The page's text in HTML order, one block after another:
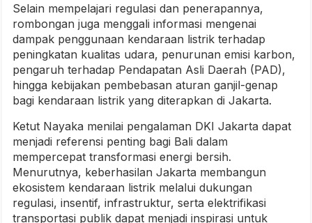
Selain mempelajari regulasi dan penerapannya,
rombongan juga menggali informasi mengenai
dampak penggunaan kendaraan listrik terhadap
peningkatan kualitas udara, penurunan emisi karbon,
pengaruh terhadap Pendapatan Asli Daerah (PAD),
hingga kebijakan pembebasan aturan ganjil-genap
bagi kendaraan listrik yang diterapkan di Jakarta.
Ketut Nayaka menilai pengalaman DKI Jakarta dapat
menjadi referensi penting bagi Bali dalam
mempercepat transformasi energi bersih.
Menurutnya, keberhasilan Jakarta membangun
ekosistem kendaraan listrik melalui dukungan
regulasi, insentif, infrastruktur, serta elektrifikasi
transportasi publik dapat menjadi inspirasi untuk